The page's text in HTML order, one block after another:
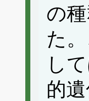
の
た
し
的